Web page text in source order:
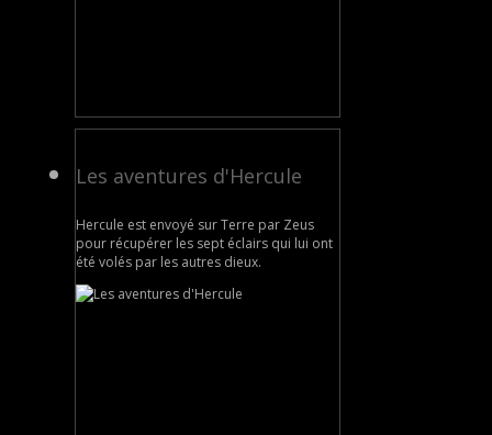
Les aventures d'Hercule
Hercule est envoyé sur Terre par Zeus
pour récupérer les sept éclairs qui lui ont
été volés par les autres dieux.